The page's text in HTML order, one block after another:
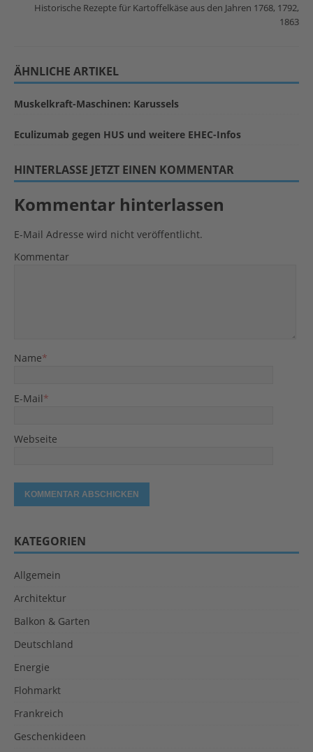
Historische Rezepte für Kartoffelkäse aus den Jahren 1768, 1792,
1863
ÄHNLICHE ARTIKEL
Muskelkraft-Maschinen: Karussels
Eculizumab gegen HUS und weitere EHEC-Infos
HINTERLASSE JETZT EINEN KOMMENTAR
Kommentar hinterlassen
E-Mail Adresse wird nicht veröffentlicht.
Kommentar
Name*
E-Mail*
Webseite
KATEGORIEN
Allgemein
Architektur
Balkon & Garten
Deutschland
Energie
Flohmarkt
Frankreich
Geschenkideen